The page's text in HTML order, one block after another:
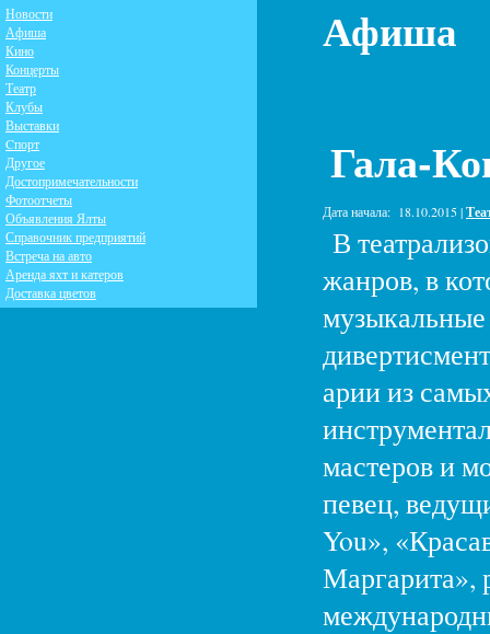
Афиша
Гала-
Дата начала: 18.10.2015 |
В
жанров, в
арии из
мастеров и
певец,
You»,
Маргарита»,
Новости
Афиша
Кино
Концерты
Театр
Клубы
Выставки
Cпорт
Другое
Достопримечательности
Фотоотчеты
Объявления Ялты
Справочник предприятий
Встреча на авто
Аренда яхт и катеров
Доставка цветов